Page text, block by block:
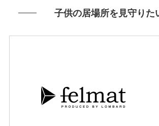
子供の居場所を見守りた